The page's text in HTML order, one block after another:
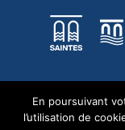
En poursuivant
l’utilisation de